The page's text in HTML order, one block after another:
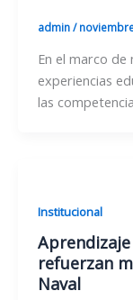
admin/
En el marco
experiencias
las
Institucional
refuerzan
Naval